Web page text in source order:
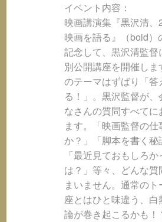
イベント内容：
映画講演集『黒沢清、
映画を語る』（boid）
記念して、黒沢清監督
別公開講座を開催しま
のテーマはずばり「答
る！」。黒沢監督が、
なさんの質問すべてに
ます。「映画監督の仕
か？」「脚本を書く秘
「最近見ておもしろ
は？」等々、どんな質
まいません。通常のト
座とはひと味違う、白
論が巻き起こるかも！